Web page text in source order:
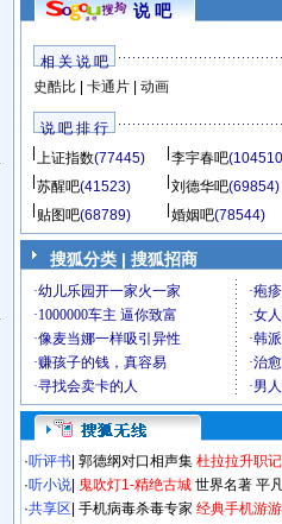
说 吧
相 关 说 吧
史酷比| 卡通片| 动画
说 吧 排 行
上证指数(77445) 李宇春吧
苏醒吧(41523) 刘德华吧(69854)
贴图吧(68789) 婚姻吧(78544)
搜狐分类 | 搜狐招商
·听评书 郭德纲对口相声集 杜拉拉升职记
·听小说 鬼吹灯1-精绝古城 世界名著 平
·共享区 手机病毒杀毒专家 经典手机游